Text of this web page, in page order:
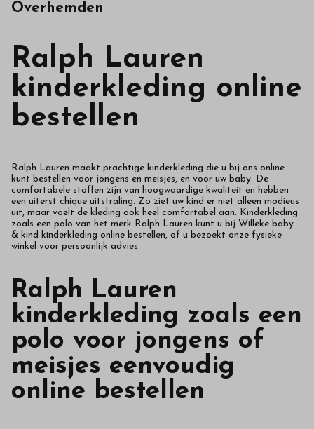
Overhemden
Ralph Lauren
kinderkleding online
bestellen
Ralph Lauren maakt prachtige kinderkleding die u bij ons online
kunt bestellen voor jongens en meisjes, en voor uw baby. De
comfortabele stoffen zijn van hoogwaardige kwaliteit en hebben
een uiterst chique uitstraling. Zo ziet uw kind er niet alleen modieus
uit, maar voelt de kleding ook heel comfortabel aan. Kinderkleding
zoals een polo van het merk Ralph Lauren kunt u bij Willeke baby
& kind kinderkleding online bestellen, of u bezoekt onze fysieke
winkel voor persoonlijk advies.
Ralph Lauren
kinderkleding zoals een
polo voor jongens of
meisjes eenvoudig
online bestellen